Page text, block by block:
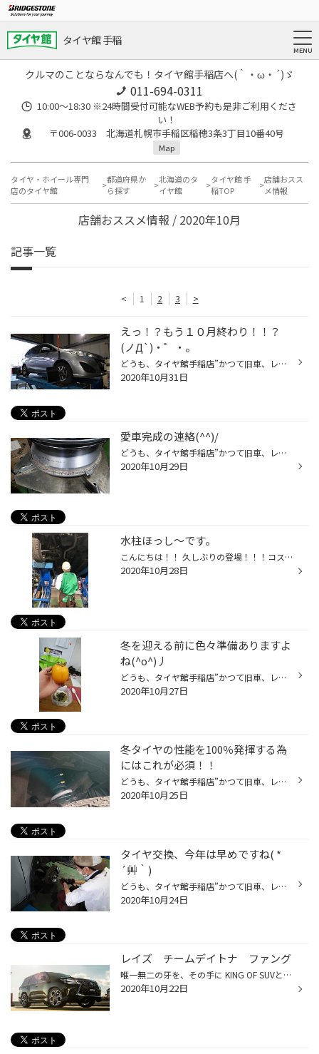
タイヤ館 手稲
クルマのことならなんでも！タイヤ館手稲店へ(｀・ω・´)ゞ
011-694-0311
10:00～18:30 ※24時間受付可能なWEB予約も是非ご利用くださ
い！
〒006-0033 北海道札幌市手稲区稲穂3条3丁目10番40号
Map
タイヤ・ホイール専門
店のタイヤ館
都道府県か
ら探す
北海道のタ
イヤ館
タイヤ館 手
稲TOP
店舗おスス
メ情報
店舗おススメ情報 / 2020年10月
記事一覧
< 1 2 3 >
えっ！？もう１０月終わり！！？
(ノД`)・゜・。
どうも、タイヤ館手稲店”かつて旧車、レア車、レアグレード担当だったのを思い出した”実行委員長かけるです。 表題の件、本当にあっと言う間に１０月が終わりました(>_<) 冬の便りもあちこちで届いていますから、平地で観測されるのも時間の問題でしょう。 そんな状況ですから、当店はタイヤ交換で...
2020年10月31日
愛車完成の連絡(^^)/
どうも、タイヤ館手稲店”かつて旧車、レア車、レアグレード担当だったのを思い出した”実行委員長かけるです。 昨日、僕の愛車の作業が完成したと連絡がありましたので来週取りに行く予定ですが、４日早朝に峠を越えて帯広に向かう予定ですが天気が悪そうですよね(ノД`)・゜・。 向こうに向かう代車...
2020年10月29日
水柱ほっし～です。
こんにちは！！ 久しぶりの登場！！！コスプレ男子ほっし～です！！ 鬼滅の刃 無限列車編がすごいですね！！ 煉獄さんのかっこいいシーンを早く劇場で観たい!(^^)! そんな中ついに！！！！！！！！！ ほっし～が水柱の冨岡義勇コスをやりました！！！！！！！！！！ 似合ってるかは別ですが・・・・...
2020年10月28日
冬を迎える前に色々準備ありますよ
ね(^o^)丿
どうも、タイヤ館手稲店”かつて旧車、レア車、レアグレード担当だったのを思い出した”実行委員長かけるです。本日も日曜日と言う事もあり朝からタイヤ交換・タイヤのご相談のお客様に沢山ご来店頂きました。 今日は森スタッフが秋の味覚を持って来てくれました(^^)/ 柿！！ だけど、コチラ北海道で...
2020年10月27日
冬タイヤの性能を100％発揮する為
にはこれが必須！！
どうも、タイヤ館手稲店”かつて旧車、レア車、レアグレード担当だったのを思い出した”実行委員長かけるです。本日も日曜日と言う事もあり朝からタイヤ交換・タイヤのご相談のお客様に沢山ご来店頂きました。 そんな中、タイヤ交換にご来店いただいたお客様の作業をしていると 「あれ？？フロントス...
2020年10月25日
タイヤ交換、今年は早めですね( *
´艸｀)
どうも、タイヤ館手稲店”かつて旧車、レア車、レアグレード担当だったのを思い出した”実行委員長かけるです。 本日も朝からタイヤ交換・タイヤのご相談のお客様に沢山ご来店頂きました。 今年はちょっとスタートが早い気がします(；ﾟДﾟ) で、毎日タイヤ交換をしている中で数多くのご依頼を頂いてい...
2020年10月24日
レイズ チームデイトナ ファング
唯一無二の牙を、その手に KING OF SUVとしてその座に君臨するLEXUS LXとTOYOTA LAND CRUISERをターゲットとしたTEAM DAYTONA「FANG」。これまであったTEAM DAYTONAの世界に、今までにはないアーバンな雰囲気をプラス。ベースデザインを5本スポークとし、先端を太く枝分かれさせたY字スポークは、車...
2020年10月22日